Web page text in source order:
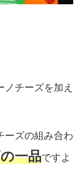
チーズを加え
ーズの組み合わ
一品ですよ